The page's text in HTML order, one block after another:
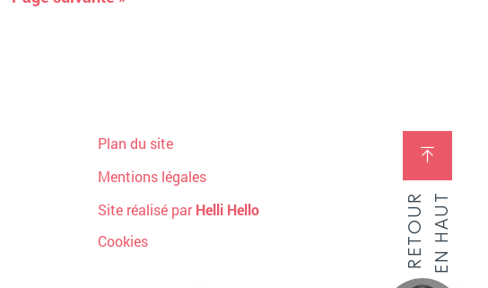
Plan du site
Mentions légales
Site réalisé parHelli Hello
Cookies
RETOUREN HAUT